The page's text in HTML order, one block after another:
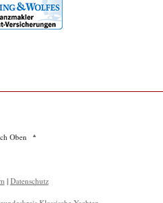
Oben
| Datenschutz